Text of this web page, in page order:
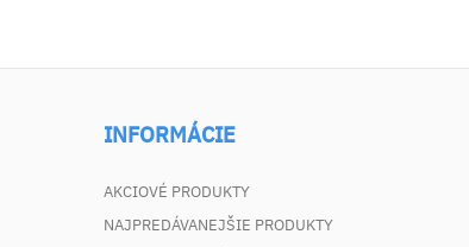
INFORMÁCIE
AKCIOVÉ PRODUKTY
NAJPREDÁVANEJŠIE PRODUKTY